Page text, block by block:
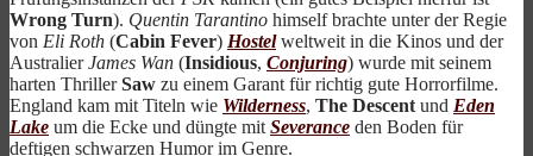
Wrong Turn). Quentin Tarantino himself brachte unter der Regie
von Eli Roth (Cabin Fever) Hostelweltweit in die Kinos und der
AustralierJames Wan (Insidious, Conjuring) wurde mit seinem
harten ThrillerSaw zu einem Garant für richtig gute Horrorfilme.
England kam mit Titeln wie Wilderness, The Descentund Eden
Lake um die Ecke und düngte mitSeverance den Boden für
deftigen schwarzen Humor im Genre.